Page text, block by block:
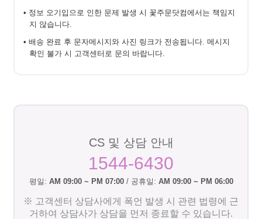
• 정보 오기입으로 인한 문제 발생 시 꽃주문닷컴에서는 책임지
지 않습니다.
• 배송 완료 후 문자메시지와 사진 링크가 전송됩니다. 메시지
확인 불가 시 고객센터로 문의 바랍니다.
CS 및 상담 안내
1544-6430
평일: AM 09:00 ~ PM 07:00 / 공휴일: AM 09:00 ~ PM 06:00
※ 고객센터 상담사에게 폭언 발생 시 관련 법령에 근
거하여 상담사가 상담을 먼저 종료할 수 있습니다.